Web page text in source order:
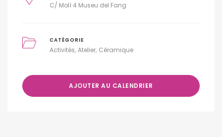
C/ Molí 4 Museu del Fang
CATÉGORIE
Activités Atelier Céramique
AJOUTER AU CALENDRIER